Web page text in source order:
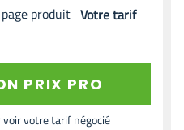
Votre tarif
PRIX PRO
votre tarif négocié